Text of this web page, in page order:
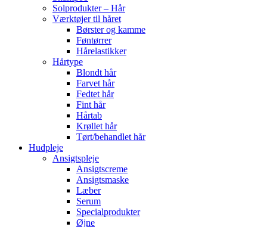
Solprodukter – Hår
Værktøjer til håret
Børster og kamme
Føntørrer
Hårelastikker
Hårtype
Blondt hår
Farvet hår
Fedtet hår
Fint hår
Hårtab
Krøllet hår
Tørt/behandlet hår
Hudpleje
Ansigtspleje
Ansigtscreme
Ansigtsmaske
Læber
Serum
Specialprodukter
Øjne